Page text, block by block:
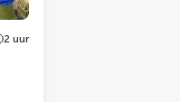
2 uur